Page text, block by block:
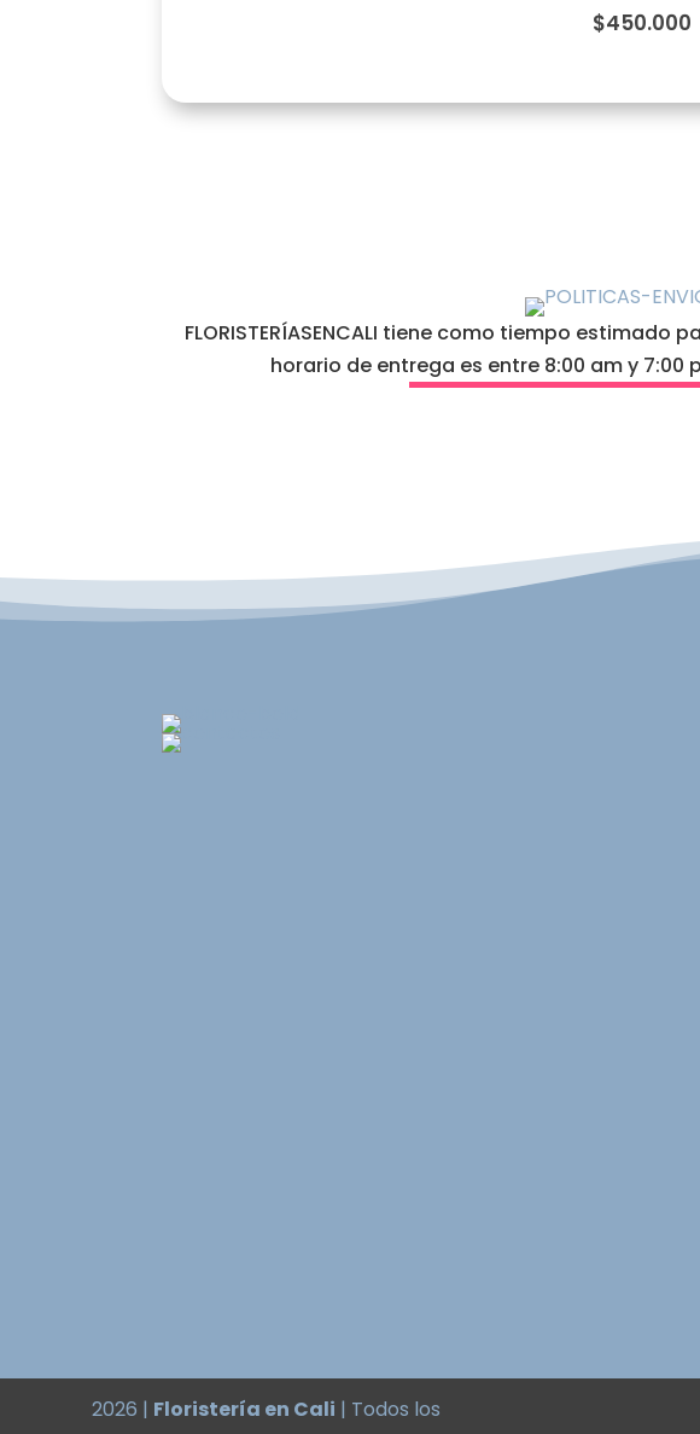
$450.000
FLORISTERÍASENCALI tiene como tiempo
horario de entrega es entre 8:00 am y 7:00
2026 | Floristería en Cali | Todos los